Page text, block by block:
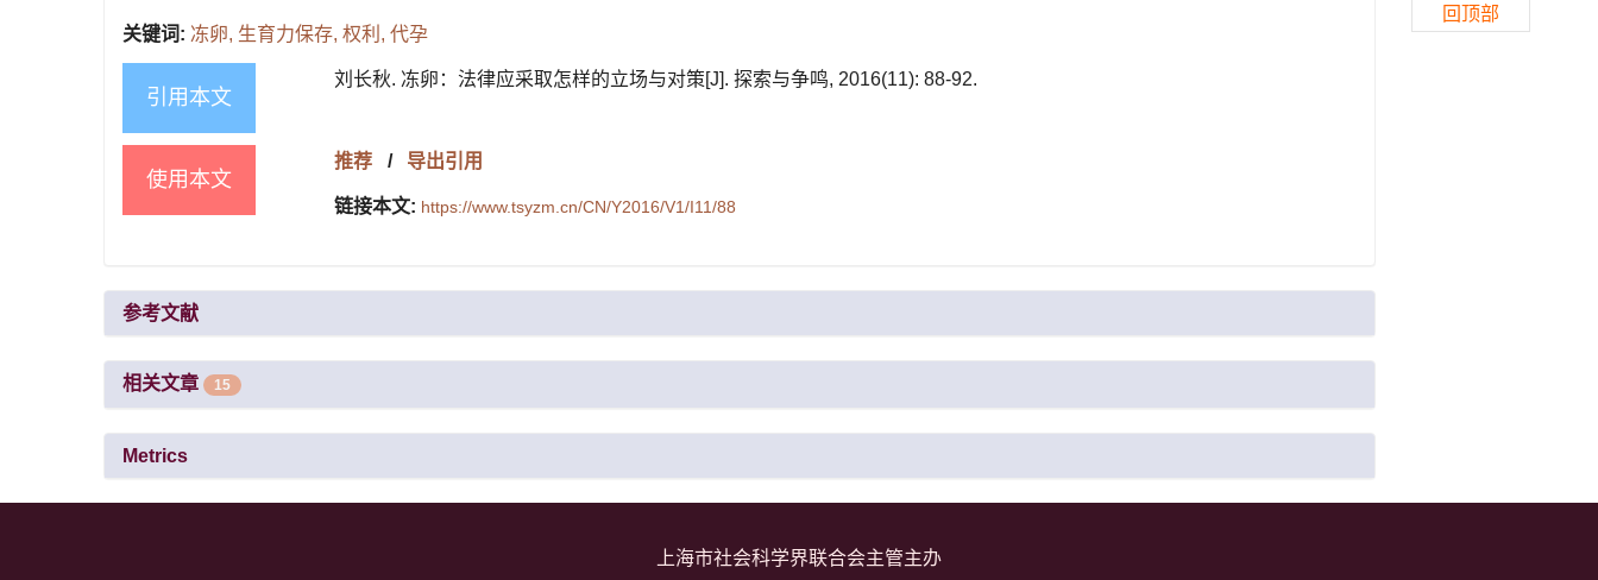
关键词: 冻卵, 生育力保存, 权利, 代孕
引用本文
刘长秋. 冻卵：法律应采取怎样的立场与对策[J]. 探索与争鸣, 2016(11): 88-92.
使用本文
推荐 / 导出引用
链接本文: https://www.tsyzm.cn/CN/Y2016/V1/I11/88
参考文献
相关文章 15
Metrics
回顶部
上海市社会科学界联合会主管主办